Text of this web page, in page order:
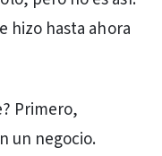
hizo hasta ahora
Primero,
un negocio.